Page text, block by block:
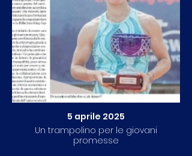
5 aprile 2025
Un trampolino per le giovani
promesse